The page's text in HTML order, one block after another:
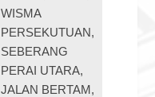
WISMA
PERSEKUTUAN,
SEBERANG
PERAI UTARA,
JALAN BERTAM,